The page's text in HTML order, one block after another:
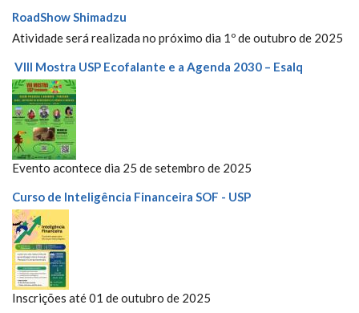
RoadShow Shimadzu
Atividade será realizada no próximo dia 1º de outubro de 2025
VIII Mostra USP Ecofalante e a Agenda 2030 – Esalq
Evento acontece dia 25 de setembro de 2025
Curso de Inteligência Financeira SOF - USP
Inscrições até 01 de outubro de 2025